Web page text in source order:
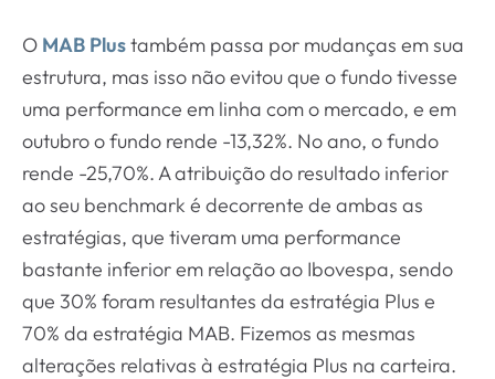
O MAB Plustambém passa por mudanças em sua
estrutura, mas isso não evitou que o fundo tivesse
uma performance em linha com o mercado, e em
outubro o fundo rende -13,32%. No ano, o fundo
rende -25,70%. A atribuição do resultado inferior
ao seu benchmark é decorrente de ambas as
estratégias, que tiveram uma performance
bastante inferior em relação ao Ibovespa, sendo
que 30% foram resultantes da estratégia Plus e
70% da estratégia MAB. Fizemos as mesmas
alterações relativas à estratégia Plus na carteira.